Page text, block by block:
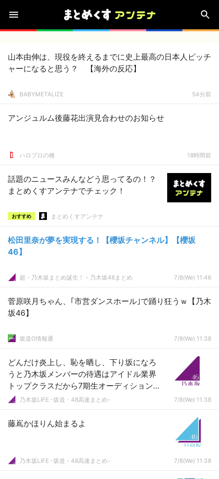
山本由伸は、現役を終えるまでに史上最高の日本人ピッチ
ャーになると思う？ 【海外の反応】
BABYMETALIZE 54分前
アンジュルム後藤花出演見合わせのお知らせ
ハロプロの種 18時間前
話題のニュースみんなどう思ってるの！？
まとめくすアンテナでチェック！
おすすめ まとめくすアンテナ
松田里奈が夢を実現する！【櫻坂チャンネル】【櫻坂
46】
超・乃木坂まとめ誕生！ - 乃木坂46まとめ 7/8(We) 11:46
菅原咲月ちゃん、｢市営ダンスホール｣で踊り狂うｗ【乃木
坂46】
坂道G情報通 7/8(We) 11:38
どんだけ炎上し、恥を晒し、下り坂になろ
うと乃木坂メンバーの待遇はアイドル業界
トップクラスだから7期生オーディションに
は影響ないよな？
乃木坂LIFE -坂道・48高速まとめ- 7/8(We) 11:38
藤嶌かほりん始まるよ
乃木坂LIFE -坂道・48高速まとめ- 7/8(We) 11:38